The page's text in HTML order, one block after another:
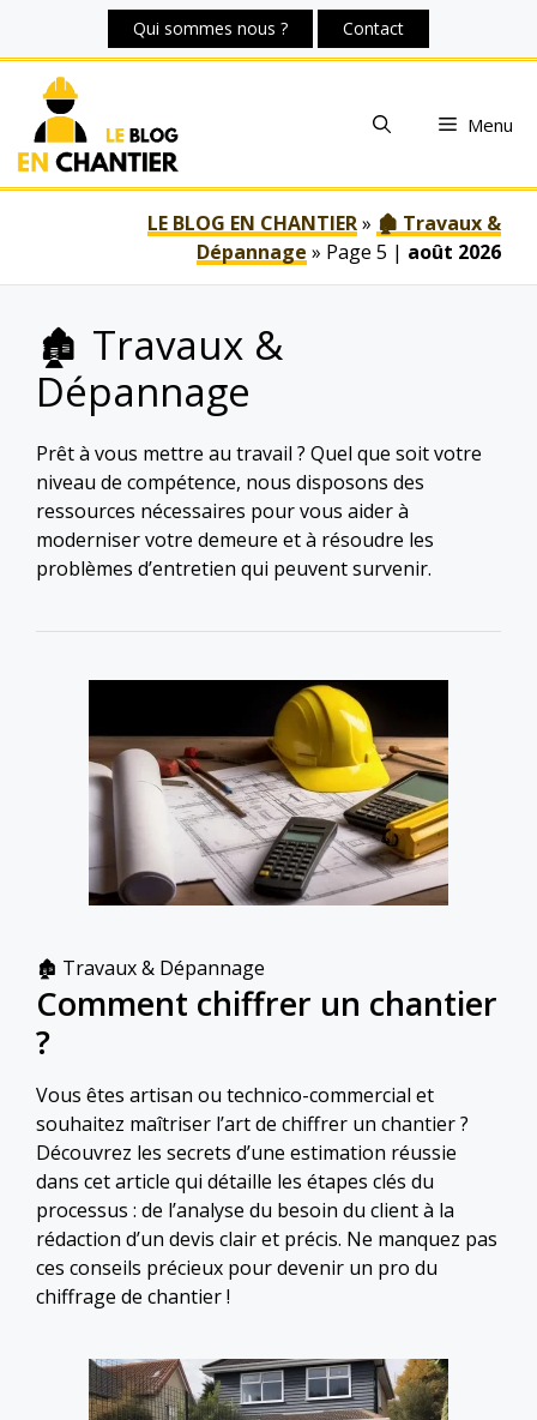
contenu
Qui sommes nous ? Contact
Menu
LE BLOG EN CHANTIER» 🏚 Travaux &
Dépannage » Page 5 | août 2026
🏚 Travaux &
Dépannage
Prêt à vous mettre au travail ? Quel que soit votre
niveau de compétence, nous disposons des
ressources nécessaires pour vous aider à
moderniser votre demeure et à résoudre les
problèmes d’entretien qui peuvent survenir.
Catégories
🏚 Travaux & Dépannage
Comment chiffrer un chantier
?
Vous êtes artisan ou technico-commercial et
souhaitez maîtriser l’art de chiffrer un chantier ?
Découvrez les secrets d’une estimation réussie
dans cet article qui détaille les étapes clés du
processus : de l’analyse du besoin du client à la
rédaction d’un devis clair et précis. Ne manquez pas
ces conseils précieux pour devenir un pro du
chiffrage de chantier !